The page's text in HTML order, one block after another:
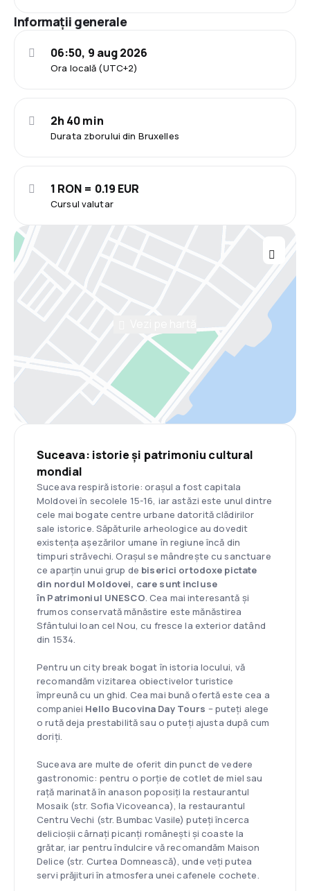
Informații generale
Ora locală (UTC+2)
06:50, 9 aug 2026
Durata zborului din Bruxelles
2h 40 min
Cursul valutar
1 RON = 0.19 EUR
Suceava: istorie și patrimoniu cultural
mondial
Suceava respiră istorie: orașul a fost capitala
Moldovei în secolele 15-16, iar astăzi este unul dintre
cele mai bogate centre urbane datorită clădirilor
sale istorice. Săpăturile arheologice au dovedit
existența așezărilor umane în regiune încă din
timpuri străvechi. Orașul se mândrește cu sanctuare
ce aparțin unui grup de biserici ortodoxe pictate
din nordul Moldovei, care sunt incluse
în Patrimoniul UNESCO. Cea mai interesantă și
frumos conservată mănăstire este mănăstirea
Sfântului Ioan cel Nou, cu fresce la exterior datând
din 1534.
Pentru un city break bogat în istoria locului, vă
recomandăm vizitarea obiectivelor turistice
împreună cu un ghid. Cea mai bună ofertă este cea a
companiei Hello Bucovina Day Tours – puteți alege
o rută deja prestabilită sau o puteți ajusta după cum
doriți.
Suceava are multe de oferit din punct de vedere
gastronomic: pentru o porție de cotlet de miel sau
rață marinată în anason poposiți la restaurantul
Mosaik (str. Sofia Vicoveanca), la restaurantul
Centru Vechi (str. Bumbac Vasile) puteți încerca
delicioșii cârnați picanți românești și coaste la
grătar, iar pentru îndulcire vă recomandăm Maison
Delice (str. Curtea Domnească), unde veți putea
servi prăjituri în atmosfera unei cafenele cochete.